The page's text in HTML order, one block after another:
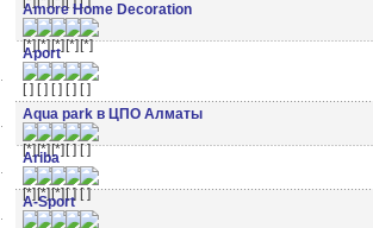
Amore Home Decoration
Aport
Aqua park в ЦПО Алматы
Ariba
A-Sport